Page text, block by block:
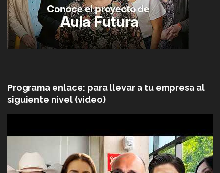
Programa enlace: para llevar a tu empresa al
siguiente nivel (video)